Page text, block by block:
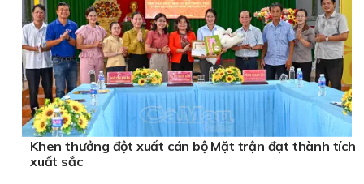
Khen thưởng đột xuất cán bộ Mặt trận đạt thành tích
xuất sắc